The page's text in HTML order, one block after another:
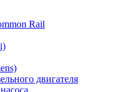
Rail
двигателя